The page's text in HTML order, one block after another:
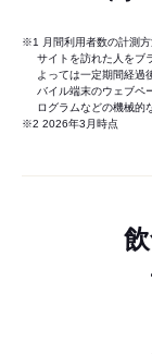
※1 月間利用者数の計測方
サイトを訪れた人をブ
よっては一定期間経過
バイル端末のウェブペ
ログラムなどの機械的
※2 2026年3月時点